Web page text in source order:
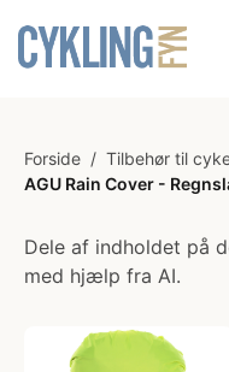
Forside / Tilbehør til
AGU Rain Cover -
Dele af indholdet på
med hjælp fra AI.